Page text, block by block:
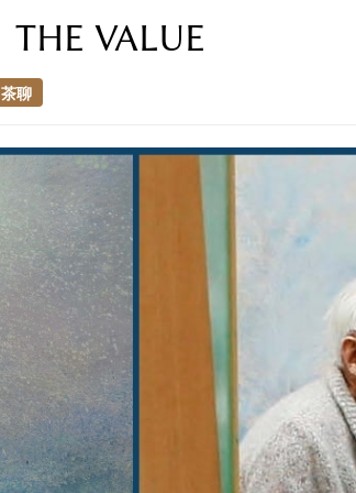
THE VALUE
茶聊